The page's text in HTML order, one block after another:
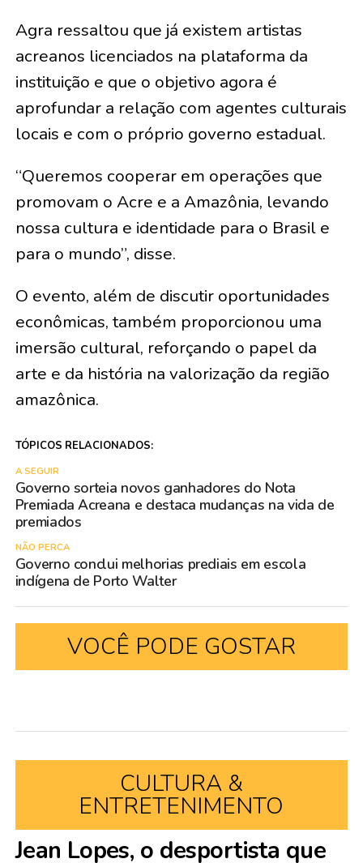
Agra ressaltou que já existem artistas
acreanos licenciados na plataforma da
instituição e que o objetivo agora é
aprofundar a relação com agentes culturais
locais e com o próprio governo estadual.
“Queremos cooperar em operações que
promovam o Acre e a Amazônia, levando
nossa cultura e identidade para o Brasil e
para o mundo”, disse.
O evento, além de discutir oportunidades
econômicas, também proporcionou uma
imersão cultural, reforçando o papel da
arte e da história na valorização da região
amazônica.
TÓPICOS RELACIONADOS:
A SEGUIR
Governo sorteia novos ganhadores do Nota
Premiada Acreana e destaca mudanças na vida de
premiados
NÃO PERCA
Governo conclui melhorias prediais em escola
indígena de Porto Walter
VOCÊ PODE GOSTAR
CULTURA &
ENTRETENIMENTO
Jean Lopes, o desportista que